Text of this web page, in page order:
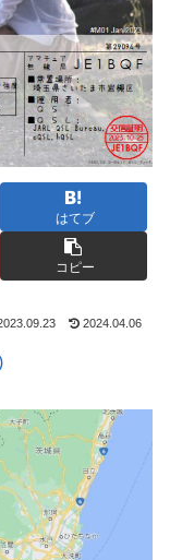
はてブ
コピー
2024.04.06